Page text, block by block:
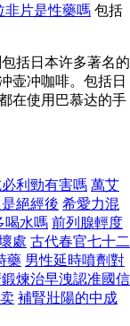
非片是性藥嗎 包括
包括日本许多著名的
壶冲咖啡。包括日
在使用巴慕达的手
利勁有害嗎 萬艾
絕經後 希愛力混
喝水嗎 前列腺輕度
處 古代春官七十二
藥 男性延時噴劑對
煉治早洩認准國信
補腎壯陽的中成